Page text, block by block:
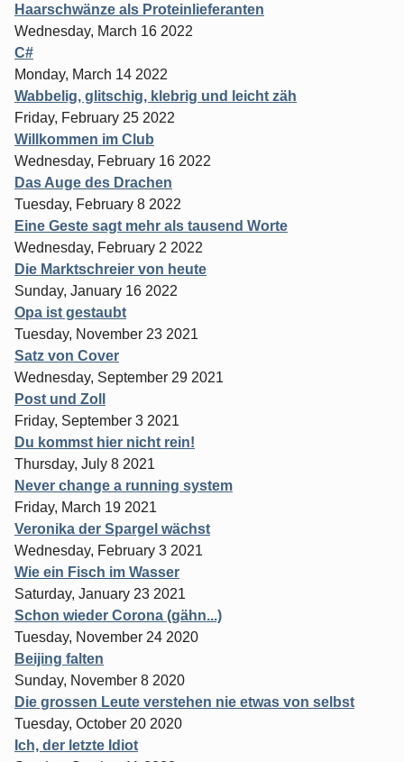
Haarschwänze als Proteinlieferanten
Wednesday, March 16 2022
C#
Monday, March 14 2022
Wabbelig, glitschig, klebrig und leicht zäh
Friday, February 25 2022
Willkommen im Club
Wednesday, February 16 2022
Das Auge des Drachen
Tuesday, February 8 2022
Eine Geste sagt mehr als tausend Worte
Wednesday, February 2 2022
Die Marktschreier von heute
Sunday, January 16 2022
Opa ist gestaubt
Tuesday, November 23 2021
Satz von Cover
Wednesday, September 29 2021
Post und Zoll
Friday, September 3 2021
Du kommst hier nicht rein!
Thursday, July 8 2021
Never change a running system
Friday, March 19 2021
Veronika der Spargel wächst
Wednesday, February 3 2021
Wie ein Fisch im Wasser
Saturday, January 23 2021
Schon wieder Corona (gähn...)
Tuesday, November 24 2020
Beijing falten
Sunday, November 8 2020
Die grossen Leute verstehen nie etwas von selbst
Tuesday, October 20 2020
Ich, der letzte Idiot